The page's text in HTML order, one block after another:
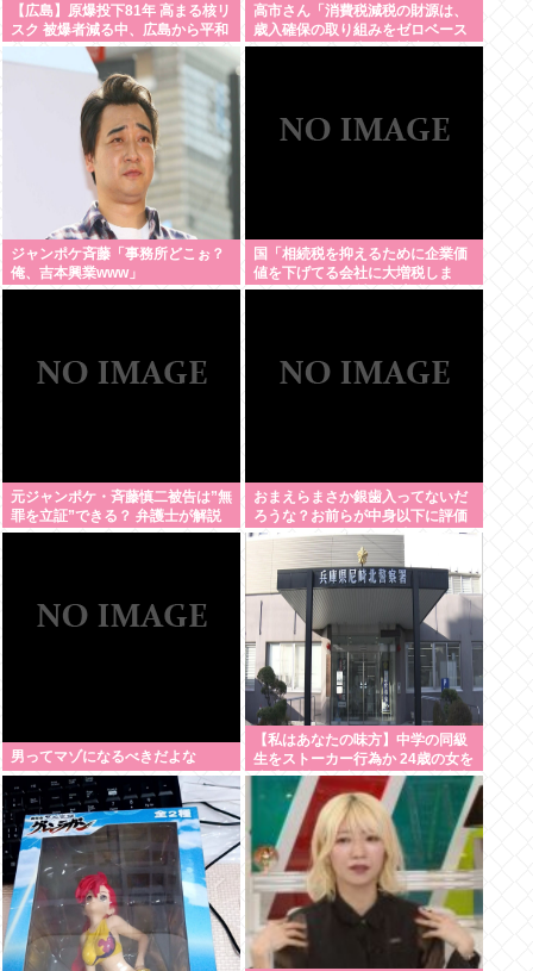
【広島】原爆投下81年 高まる核リ
スク 被爆者減る中、広島から平和
訴え
高市さん「消費税減税の財源は、
歳入確保の取り組みをゼロベース
で進めることで十分に対応でき
ジャンポケ斉藤「事務所どこぉ？
俺、吉本興業www」
国「相続税を抑えるために企業価
値を下げてる会社に大増税しま
す。低PBRの会社は大増税を覚悟
元ジャンポケ・斉藤慎二被告は”無
罪を立証”できる？ 弁護士が解説
おまえらまさか銀歯入ってないだ
ろうな？お前らが中身以下に評価
される原因は口開けた時に見える
男ってマゾになるべきだよな
【私はあなたの味方】中学の同級
生をストーカー行為か 24歳の女を
逮捕 男性の自宅に唐揚げや文庫本
など繰り返し届ける / 兵庫県